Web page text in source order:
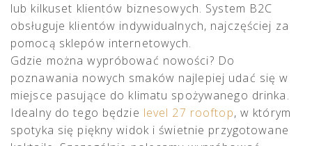
lub kilkuset klientów biznesowych. System B2C
obsługuje klientów indywidualnych, najczęściej za
pomocą sklepów internetowych.
Gdzie można wypróbować nowości? Do
poznawania nowych smaków najlepiej udać się w
miejsce pasujące do klimatu spożywanego drinka.
Idealny do tego będzie level 27 rooftop, w którym
spotyka się piękny widok i świetnie przygotowane